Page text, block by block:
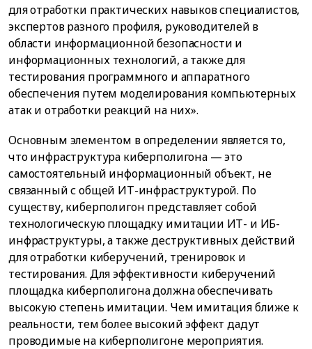
для отработки практических навыков специалистов,
экспертов разного профиля, руководителей в
области информационной безопасности и
информационных технологий, а также для
тестирования программного и аппаратного
обеспечения путем моделирования компьютерных
атак и отработки реакций на них».
Основным элементом в определении является то,
что инфраструктура киберполигона — это
самостоятельный информационный объект, не
связанный с общей ИТ-инфраструктурой. По
существу, киберполигон представляет собой
технологическую площадку имитации ИТ- и ИБ-
инфраструктуры, а также деструктивных действий
для отработки киберучений, тренировок и
тестирования. Для эффективности киберучений
площадка киберполигона должна обеспечивать
высокую степень имитации. Чем имитация ближе к
реальности, тем более высокий эффект дадут
проводимые на киберполигоне мероприятия.